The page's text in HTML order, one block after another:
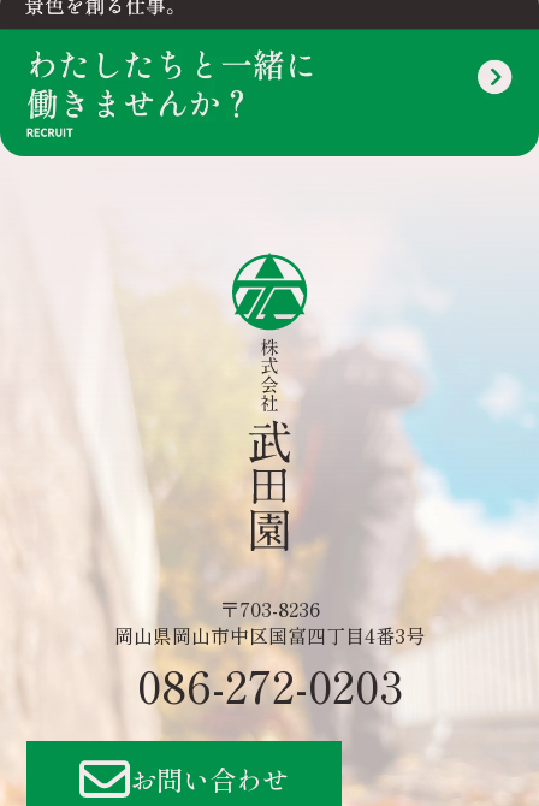
〒703-8236
岡山県岡山市中区国富四丁目4番3号
086-272-0203
お問い合わせ